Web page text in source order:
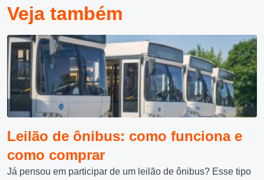
Veja também
Leilão de ônibus: como funciona e
como comprar
Já pensou em participar de um leilão de ônibus? Esse tipo